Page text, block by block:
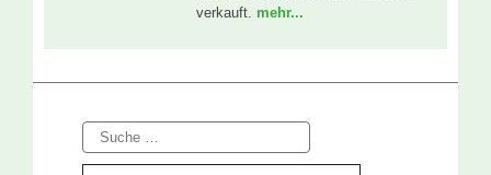
verkauft. mehr...
Suche